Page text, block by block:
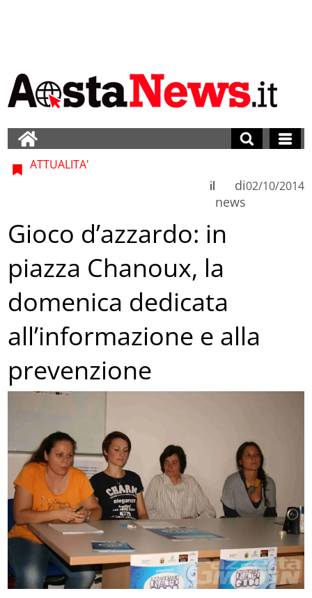
ATTUALITA'
di
news
il 02/10/2014
Gioco d’azzardo: in
piazza Chanoux, la
domenica dedicata
all’informazione e alla
prevenzione